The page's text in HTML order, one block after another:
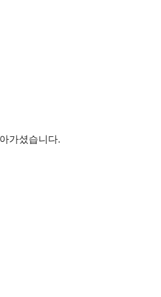
가셨습니다.